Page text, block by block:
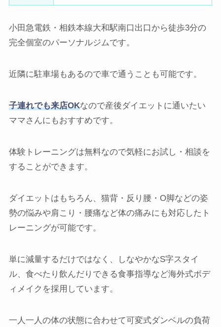
小田急電鉄・相鉄本線大和駅南口出口から徒歩3分の
完全個室のパーソナルジムです。
近隣に駐車場もあるので車で通うことも可能です。
子連れでも来店OKなので産後ダイエットに通いたい
ママさんにもおすすめです。
体験トレーニングは無料なので気軽にお試し・相談を
することができます。
ダイエットはもちろん、猫背・反り腰・O脚などの姿
勢の悩みや肩こり・腰痛など体の痛みにも対応したト
レーニングが可能です。
単に減量するだけではなく、しなやかなS字スタイ
ル、食べたり飲んだりできる食事指導など海外式ボデ
ィメイクを採用しています。
一人一人の体の状態に合わせて可変式ダンベルの負荷